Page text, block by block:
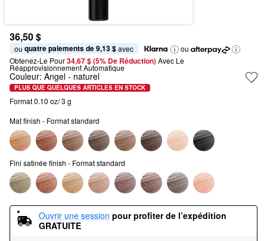
36,50 $
ou quatre paiements de 9,13 $ avec
ou
Obtenez-Le Pour34,67 $ (5% De Réduction) Avec Le
Réapprovisionnement Automatique
Couleur: Angel - naturel
PLUS QUE QUELQUES ARTICLES EN STOCK
Format 0.10 oz/ 3 g
Mat finish - Format standard
Fini satinée finish - Format standard
Ouvrir une session pour profiter de l’expédition
GRATUITE